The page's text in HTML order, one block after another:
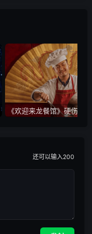
《欢迎来龙餐馆》硬伤明
还可以输入200